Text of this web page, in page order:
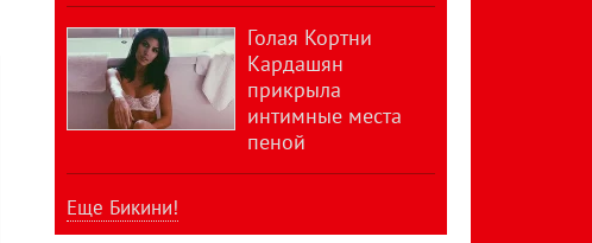
Голая Кортни
Кардашян
прикрыла
интимные места
пеной
Еще Бикини!